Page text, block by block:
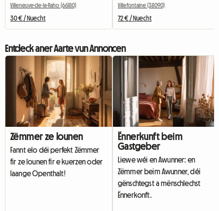
Villeneuve-de-la-Raho (66180)
30 € / Nuecht
Villefontaine (38090)
72 € / Nuecht
Entdeck aner Aarte vun Annoncen
Zëmmer ze lounen
Fannt elo déi perfekt Zëmmer
fir ze lounen fir e kuerzen oder
laange Openthalt!
Ënnerkunft beim
Gastgeber
Liewe wéi en Awunner: en
Zëmmer beim Awunner, déi
gënschtegst a mënschlechst
Ënnerkonft.